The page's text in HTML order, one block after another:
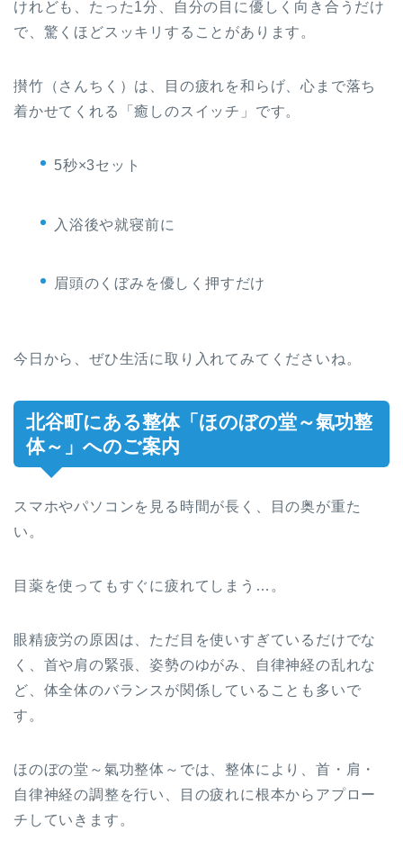
けれども、たった1分、自分の目に優しく向き合うだけ
で、驚くほどスッキリすることがあります。
攅竹（さんちく）は、目の疲れを和らげ、心まで落ち
着かせてくれる「癒しのスイッチ」です。
5秒×3セット
入浴後や就寝前に
眉頭のくぼみを優しく押すだけ
今日から、ぜひ生活に取り入れてみてくださいね。
北谷町にある整体「ほのぼの堂～氣功整
体～」へのご案内
スマホやパソコンを見る時間が長く、目の奥が重た
い。
目薬を使ってもすぐに疲れてしまう…。
眼精疲労の原因は、ただ目を使いすぎているだけでな
く、首や肩の緊張、姿勢のゆがみ、自律神経の乱れな
ど、体全体のバランスが関係していることも多いで
す。
ほのぼの堂～氣功整体～では、整体により、首・肩・
自律神経の調整を行い、目の疲れに根本からアプロー
チしていきます。